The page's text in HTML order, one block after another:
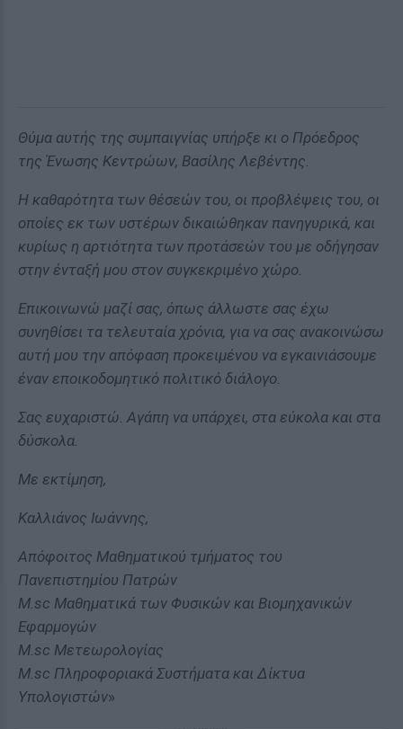
Θύμα αυτής της συμπαιγνίας υπήρξε κι ο Πρόεδρος
της Ένωσης Κεντρώων, Βασίλης Λεβέντης.
Η καθαρότητα των θέσεών του, οι προβλέψεις του, οι
οποίες εκ των υστέρων δικαιώθηκαν πανηγυρικά, και
κυρίως η αρτιότητα των προτάσεών του με οδήγησαν
στην ένταξή μου στον συγκεκριμένο χώρο.
Επικοινωνώ μαζί σας, όπως άλλωστε σας έχω
συνηθίσει τα τελευταία χρόνια, για να σας ανακοινώσω
αυτή μου την απόφαση προκειμένου να εγκαινιάσουμε
έναν εποικοδομητικό πολιτικό διάλογο.
Σας ευχαριστώ. Αγάπη να υπάρχει, στα εύκολα και στα
δύσκολα.
Με εκτίμηση,
Καλλιάνος Ιωάννης,
Απόφοιτος Μαθηματικού τμήματος του
Πανεπιστημίου Πατρών
M.sc Μαθηματικά των Φυσικών και Βιομηχανικών
Εφαρμογών
M.sc Μετεωρολογίας
M.sc Πληροφοριακά Συστήματα και Δίκτυα
Υπολογιστών»